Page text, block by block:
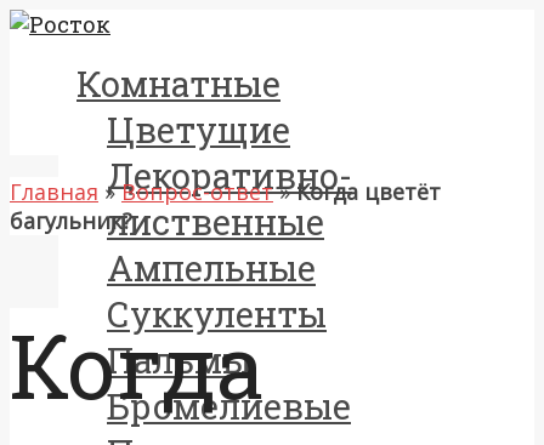
Комнатные
Цветущие
Декоративно-
лиственные
Ампельные
Суккуленты
Пальмы
Бромелиевые
Главная »Вопрос-ответ»Когда цветёт
багульник?
Когда